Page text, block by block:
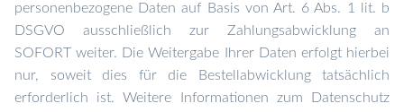
personenbezogene Daten auf Basis von Art. 6 Abs. 1 lit. b
DSGVO ausschließlich zur Zahlungsabwicklung an
SOFORT weiter. Die Weitergabe Ihrer Daten erfolgt hierbei
nur, soweit dies für die Bestellabwicklung tatsächlich
erforderlich ist. Weitere Informationen zum Datenschutz